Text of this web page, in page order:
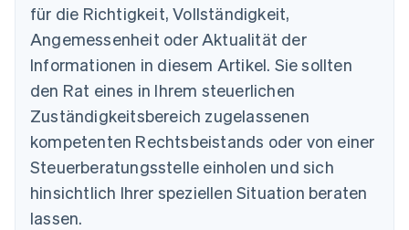
für die Richtigkeit, Vollständigkeit,
Angemessenheit oder Aktualität der
Informationen in diesem Artikel. Sie sollten
den Rat eines in Ihrem steuerlichen
Zuständigkeitsbereich zugelassenen
kompetenten Rechtsbeistands oder von einer
Steuerberatungsstelle einholen und sich
hinsichtlich Ihrer speziellen Situation beraten
lassen.
Belgien
NederlandsFrançais Deutsch English
Brasilien
Português English
Bulgarien
English
Dänemark
English
Deutschland
Deutsch English
Estland
English